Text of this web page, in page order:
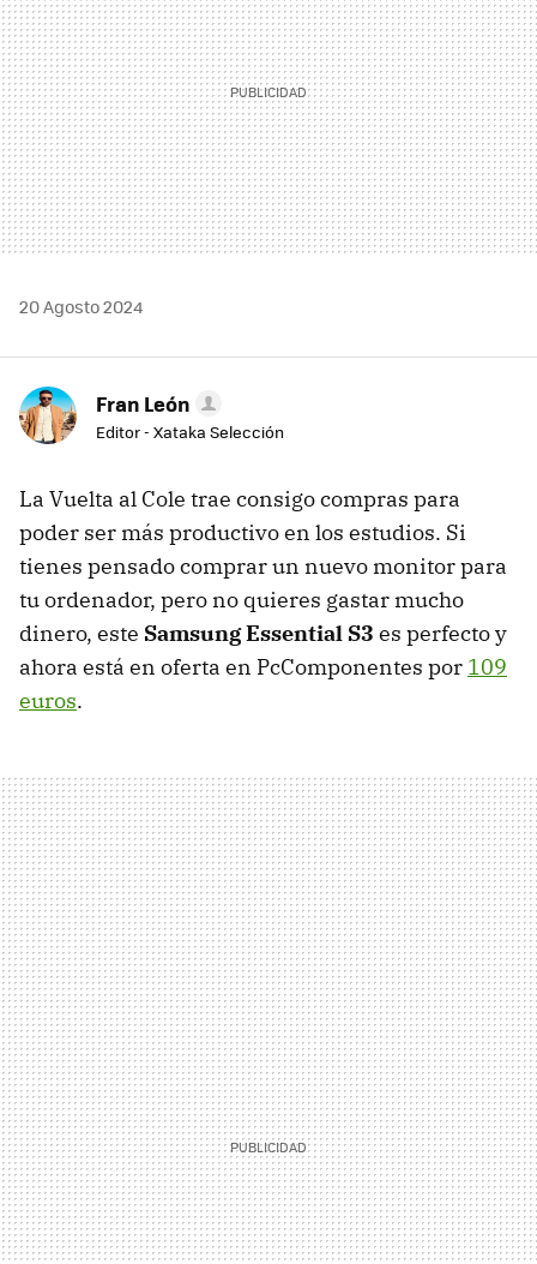
20 Agosto 2024
Fran León
Editor - Xataka Selección
La Vuelta al Cole trae consigo compras para
poder ser más productivo en los estudios. Si
tienes pensado comprar un nuevo monitor para
tu ordenador, pero no quieres gastar mucho
dinero, este Samsung Essential S3 es perfecto y
ahora está en oferta en PcComponentes por 109
euros.